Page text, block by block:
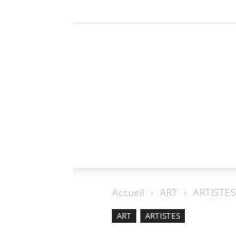
Accueil ART ARTISTES
ART ARTISTES